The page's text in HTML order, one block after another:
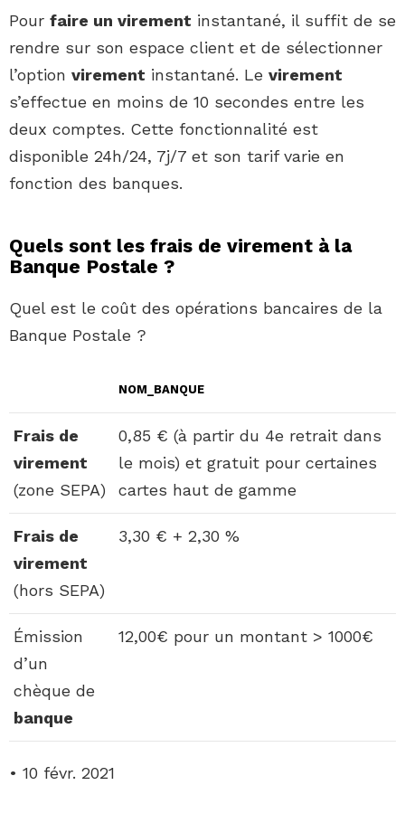
Pour faire un virement instantané, il suffit de se
rendre sur son espace client et de sélectionner
l’option virement instantané. Le virement
s’effectue en moins de 10 secondes entre les
deux comptes. Cette fonctionnalité est
disponible 24h/24, 7j/7 et son tarif varie en
fonction des banques.
Quels sont les frais de virement à la
Banque Postale ?
Quel est le coût des opérations bancaires de la
Banque Postale ?
NOM_BANQUE
Frais de
virement
(zone SEPA)
0,85 € (à partir du 4e retrait dans
le mois) et gratuit pour certaines
cartes haut de gamme
Frais de
virement
(hors SEPA)
3,30 € + 2,30 %
Émission
d’un
chèque de
banque
12,00€ pour un montant > 1000€
• 10 févr. 2021